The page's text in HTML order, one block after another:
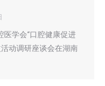
医学会“口腔健康促进
动调研座谈会在湖南